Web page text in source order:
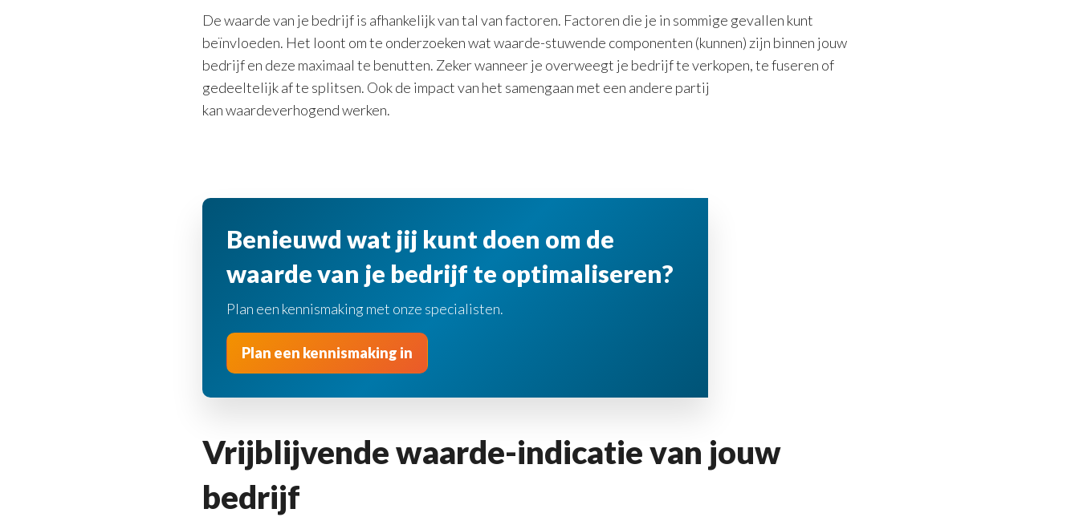
De waarde van je bedrijf is afhankelijk van tal van factoren. Factoren die je in sommige gevallen kunt
beïnvloeden. Het loont om te onderzoeken wat waarde-stuwende componenten (kunnen) zijn binnen jouw
bedrijf en deze maximaal te benutten. Zeker wanneer je overweegt je bedrijf te verkopen, te fuseren of
gedeeltelijk af te splitsen. Ook de impact van het samengaan met een andere partij
kan waardeverhogend werken.
Benieuwd wat jij kunt doen om de
waarde van je bedrijf te optimaliseren?
Plan een kennismaking met onze specialisten.
Plan een kennismaking in
Vrijblijvende waarde-indicatie van jouw
bedrijf